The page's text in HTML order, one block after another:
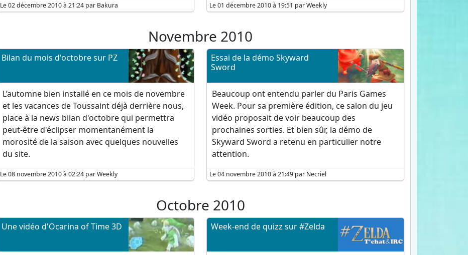
Le 02 décembre 2010 à 21:24 par Bakura Le 01 décembre 2010 à 19:51 par Weekly
Novembre 2010
Bilan du mois d'octobre sur PZ
L’automne bien installé en ce mois de novembre
et les vacances de Toussaint déjà derrière nous,
place à la news bilan d'octobre qui permettra
peut-être d'éclipser momentanément la
morosité de la saison avec quelques nouvelles
du site.
Le 08 novembre 2010 à 02:24 par Weekly
Essai de la démo Skyward
Sword
Beaucoup ont entendu parler du Paris Games
Week. Pour sa première édition, ce salon du jeu
vidéo proposait de voir beaucoup des
prochaines sorties. Et bien sûr, la démo de
Skyward Sword a retenu en particulier notre
attention.
Le 04 novembre 2010 à 21:49 par Necriel
Octobre 2010
Une vidéo d'Ocarina of Time 3D Week-end de quizz sur #Zelda